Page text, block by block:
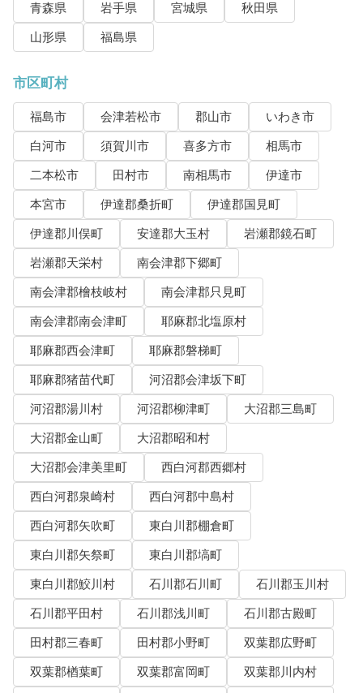
青森県 岩手県 宮城県
秋田県
山形県
福島県
市区町村
福島市 会津若松市 郡山市
いわき市
白河市
須賀川市 喜多方市
相馬市
二本松市
田村市 南相馬市
伊達市
本宮市
伊達郡桑折町
伊達郡国見町
伊達郡川俣町
安達郡大玉村
岩瀬郡鏡石町
岩瀬郡天栄村
南会津郡下郷町
南会津郡檜枝岐村
南会津郡只見町
南会津郡南会津町
耶麻郡北塩原村
耶麻郡西会津町
耶麻郡磐梯町
耶麻郡猪苗代町
河沼郡会津坂下町
河沼郡湯川村
河沼郡柳津町
大沼郡三島町
大沼郡金山町
大沼郡昭和村
大沼郡会津美里町
西白河郡西郷村
西白河郡泉崎村
西白河郡中島村
西白河郡矢吹町
東白川郡棚倉町
東白川郡矢祭町
東白川郡塙町
東白川郡鮫川村
石川郡石川町
石川郡玉川村
石川郡平田村
石川郡浅川町
石川郡古殿町
田村郡三春町
田村郡小野町
双葉郡広野町
双葉郡楢葉町
双葉郡富岡町
双葉郡川内村